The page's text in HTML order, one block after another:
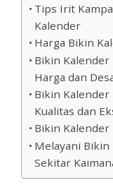
Tips Irit
Kalender
Harga Bikin
Bikin Kalender
Harga dan
Bikin
Kualitas dan
Bikin
Melayani Bikin
Sekitar